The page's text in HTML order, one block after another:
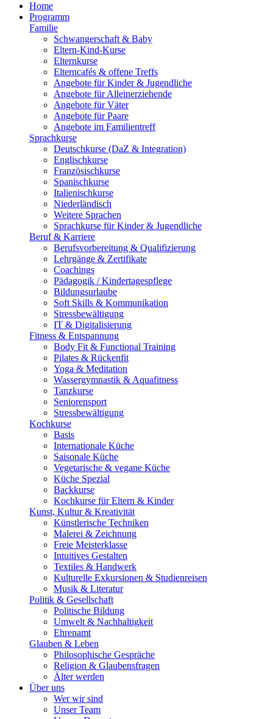
Home
Programm
Familie
Schwangerschaft & Baby
Eltern-Kind-Kurse
Elternkurse
Elterncafés & offene Treffs
Angebote für Kinder & Jugendliche
Angebote für Alleinerziehende
Angebote für Väter
Angebote für Paare
Angebote im Familientreff
Sprachkurse
Deutschkurse (DaZ & Integration)
Englischkurse
Französischkurse
Spanischkurse
Italienischkurse
Niederländisch
Weitere Sprachen
Sprachkurse für Kinder & Jugendliche
Beruf & Karriere
Berufsvorbereitung & Qualifizierung
Lehrgänge & Zertifikate
Coachings
Pädagogik / Kindertagespflege
Bildungsurlaube
Soft Skills & Kommunikation
Stressbewältigung
IT & Digitalisierung
Fitness & Entspannung
Body Fit & Functional Training
Pilates & Rückenfit
Yoga & Meditation
Wassergymnastik & Aquafitness
Tanzkurse
Seniorensport
Stressbewältigung
Kochkurse
Basis
Internationale Küche
Saisonale Küche
Vegetarische & vegane Küche
Küche Spezial
Backkurse
Kochkurse für Eltern & Kinder
Kunst, Kultur & Kreativität
Künstlerische Techniken
Malerei & Zeichnung
Freie Meisterklasse
Intuitives Gestalten
Textiles & Handwerk
Kulturelle Exkursionen & Studienreisen
Musik & Literatur
Politik & Gesellschaft
Politische Bildung
Umwelt & Nachhaltigkeit
Ehrenamt
Glauben & Leben
Philosophische Gespräche
Religion & Glaubensfragen
Älter werden
Über uns
Wer wir sind
Unser Team